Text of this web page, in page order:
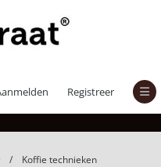
Registreer
Koffie technieken